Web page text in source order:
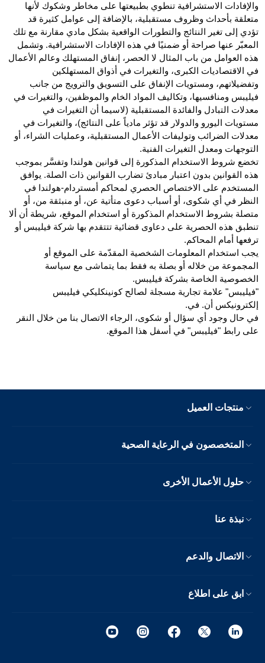
والإفادات الاستشرافية تنطوي بطبيعتها على مخاطر وشكوك لأنها
متعلقة بأحداث وظروف مستقبلية، بالإضافة إلى عوامل كثيرة قد
تؤدي إلى تغير النتائج والتطورات الواقعية بشكل مادي مقارنة مع تلك
المعبّر عنها صراحة أو ضمنيًا في هذه الإفادات الاستشرافية. وتشمل
هذه العوامل من باب المثال لا الحصر، إنفاق المستهلك وعالم الأعمال
في الاقتصاديات الكبرى، والتغيرات في أذواق المستهلكين
وتفضيلاتهم، ومستويات الإنفاق على التسويق والترويج من جانب
فيليبس ومنافسيها، وتكاليف المواد الخام والموظفين، والتغيرات في
معدلات التبادل والفائدة المستقبلية (لاسيما أن التغيرات في
مستويات اليورو والدولار قد تؤثر مادياً على النتائج)، والتغيرات في
معدلات الضرائب وتوليفات الأعمال المستقبلية، وعمليات الشراء، أو
التوجهات ومعدل التغيرات الفنية.
تخضع شروط الاستخدام المذكورة إلى قوانين هولندا وتفسَّر بموجب
هذه القوانين بدون اعتبار مبادئ تضارب القوانين ذات الصلة. يوافق
المستخدم على الاختصاص الحصري لمحاكم أمستردام-هولندا في
النظر في أي شكوى، أو أسباب دعوى متأتية عن، أو منبثقة من، أو
متصلة بشروط الاستخدام المذكورة أو استخدام الموقع، شريطة أن ألا
تنطبق هذه الحصرية على دعاوى قضائية تتتقدم بها شركة فيليبس أو
ترفعها أمام المحاكم.
يجب استخدام المعلومات الشخصية المقدّمة على الموقع أو
المجموعة من خلاله أو بصلة به فقط بما يتماشى مع سياسة
الخصوصية الخاصة بشركة فيليبس.
"فيليبس" علامة تجارية مسجلة لصالح كونينكليكي فيليبس
إلكترونيكس أن. في.
في حال وجود أي سؤال أو شكوى، الرجاء الاتصال بنا من خلال النقر
على رابط "فيليبس" في أسفل هذا الموقع.
منتجات العميل
المتخصصون في الرعاية الصحية
حلول الأعمال الأخرى
نبذة عنا
الاتصال والدعم
ابق على اطلاع